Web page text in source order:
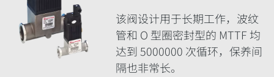
该阀设计用于长期工作，波纹
管和 O 型圈密封型的 MTTF 均
达到 5000000 次循环，保养间
隔也非常长。